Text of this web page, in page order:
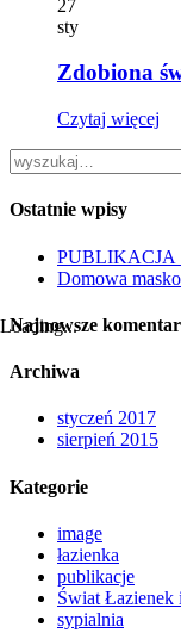
27
sty
Zdobiona
Czytaj więcej
Ostatnie wpisy
PUBLIKACJA
Domowa
Najnowsze
Archiwa
styczeń 2017
sierpień 2015
Kategorie
image
łazienka
publikacje
Świat Łazienek
sypialnia
Loading...